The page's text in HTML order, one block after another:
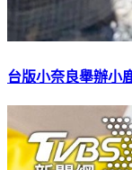
台版小奈良舉辦小